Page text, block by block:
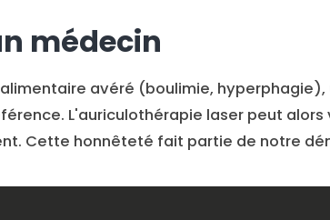
médecin
avéré (boulimie, hyperphagie),
L'auriculothérapie laser peut alors
Cette honnêteté fait partie de notre